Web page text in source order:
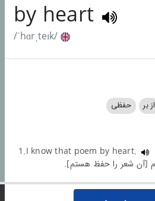
by heart
/ˈhɑrˌteɪk/
از بر حفظی
1.I know that poem by heart.